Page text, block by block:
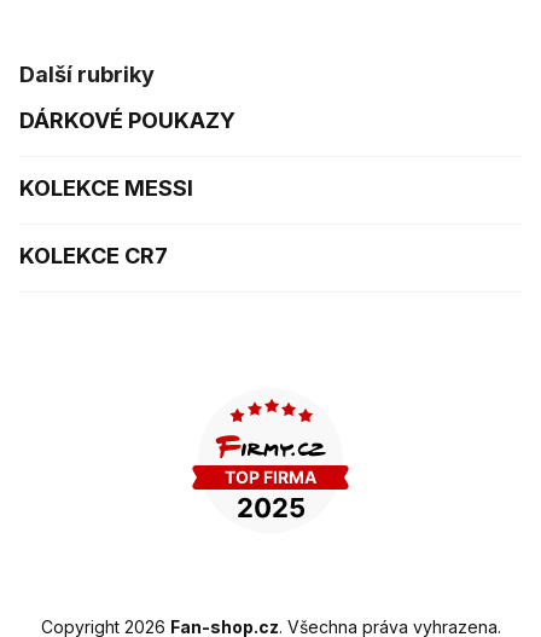
Další rubriky
DÁRKOVÉ POUKAZY
KOLEKCE MESSI
KOLEKCE CR7
Copyright 2026 Fan-shop.cz. Všechna práva vyhrazena.